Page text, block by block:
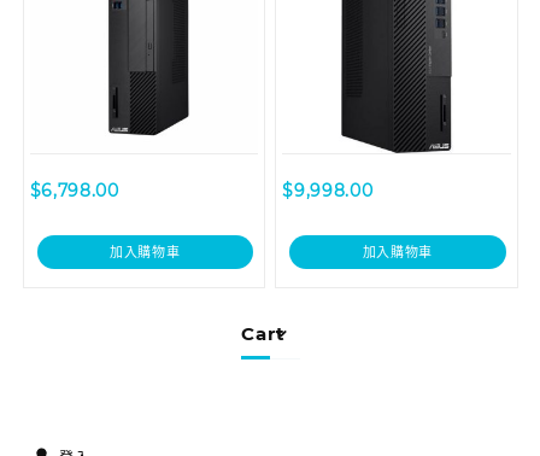
Cart
$6,798.00
加入購物車
$9,998.00
加入購物車